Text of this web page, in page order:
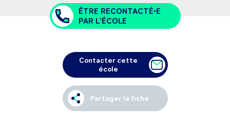
ÊTRE RECONTACTÉ•E
PAR L'ÉCOLE
Contacter cette
école
Partager la fiche